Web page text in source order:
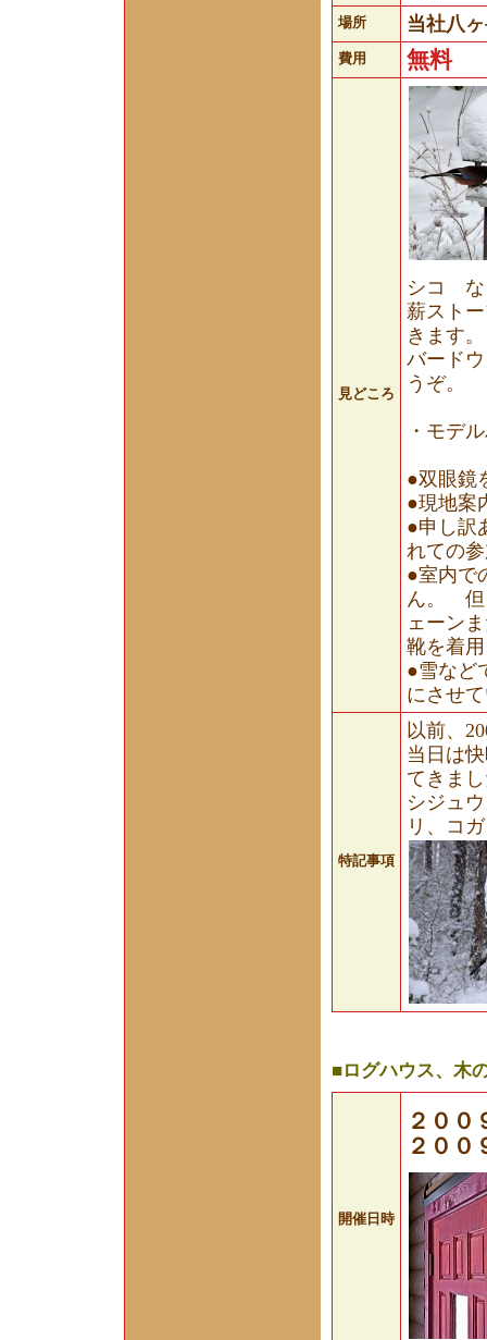
場所 当社八
費用 無料
見どころ
シコ
薪スト
きます。
バード
うぞ。
・モデ
●双眼鏡
●現地案
●申し訳
れての
●室内で
ん。 但
ェーン
靴を着
●雪など
にさせ
特記事項
以前、
当日は
てきま
シジュ
リ、コ
■ログハウス、木
開催日時
２００
２００